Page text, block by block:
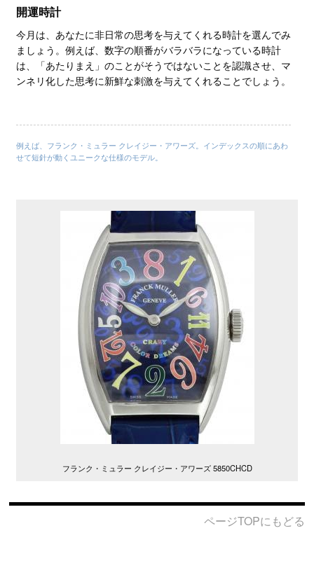
開運時計
今月は、あなたに非日常の思考を与えてくれる時計を選んでみ
ましょう。例えば、数字の順番がバラバラになっている時計
は、「あたりまえ」のことがそうではないことを認識させ、マ
ンネリ化した思考に新鮮な刺激を与えてくれることでしょう。
例えば、フランク・ミュラー クレイジー・アワーズ。インデックスの順にあわ
せて短針が動くユニークな仕様のモデル。
フランク・ミュラー クレイジー・アワーズ 5850CHCD
ページTOPにもどる